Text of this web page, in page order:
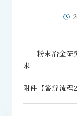
粉末冶金研
求
附件【答辩流程